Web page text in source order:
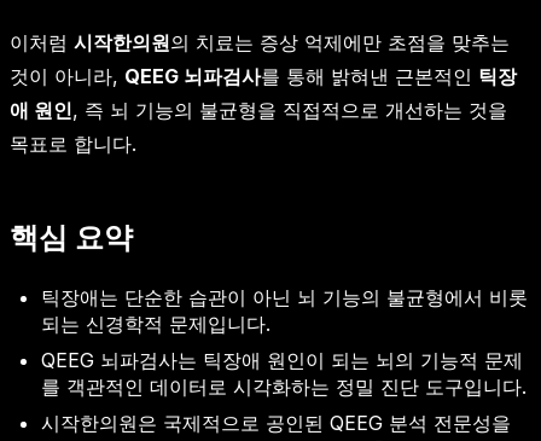
이처럼 시작한의원의 치료는 증상 억제에만 초점을 맞추는
것이 아니라, QEEG 뇌파검사를 통해 밝혀낸 근본적인 틱장
애 원인, 즉 뇌 기능의 불균형을 직접적으로 개선하는 것을
목표로 합니다.
핵심 요약
틱장애는 단순한 습관이 아닌 뇌 기능의 불균형에서 비롯
되는 신경학적 문제입니다.
QEEG 뇌파검사는 틱장애 원인이 되는 뇌의 기능적 문제
를 객관적인 데이터로 시각화하는 정밀 진단 도구입니다.
시작한의원은 국제적으로 공인된 QEEG 분석 전문성을